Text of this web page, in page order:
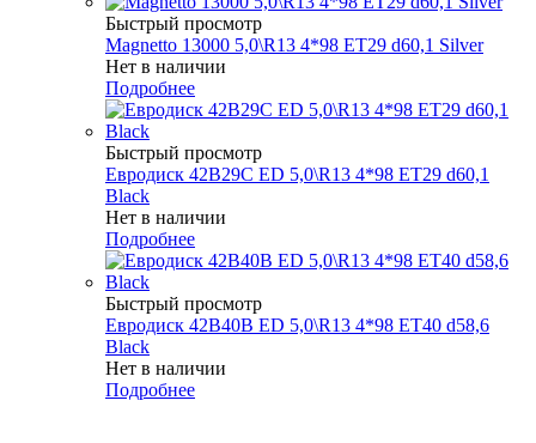
Быстрый просмотр
Magnetto 13000 5,0\R13 4*98 ET29 d60,1 Silver
Нет в наличии
Подробнее
Быстрый просмотр
Евродиск 42B29C ED 5,0\R13 4*98 ET29 d60,1
Black
Нет в наличии
Подробнее
Быстрый просмотр
Евродиск 42B40B ED 5,0\R13 4*98 ET40 d58,6
Black
Нет в наличии
Подробнее